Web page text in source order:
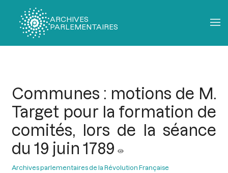
ARCHIVES
PARLEMENTAIRES
Communes : motions de M.
Target pour la formation de
comités, lors de la séance
du 19 juin 1789
Archives parlementaires de la Révolution Française